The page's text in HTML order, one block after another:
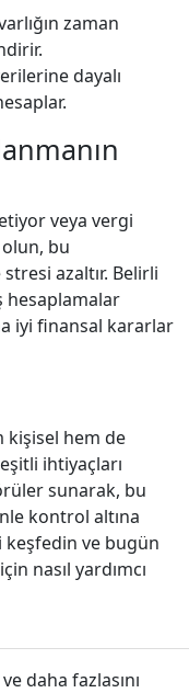
zaman
dayalı
veya vergi
bu
azaltır. Belirli
hesaplamalar
iyi finansal kararlar
kişisel hem de
ihtiyaçları
sunarak, bu
kontrol altına
keşfedin ve bugün
nasıl yardımcı
daha fazlasını